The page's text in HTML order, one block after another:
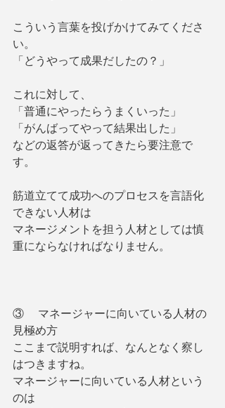
こういう言葉を投げかけてみてくださ
い。
「どうやって成果だしたの？」
これに対して、
「普通にやったらうまくいった」
「がんばってやって結果出した」
などの返答が返ってきたら要注意で
す。
筋道立てて成功へのプロセスを言語化
できない人材は
マネージメントを担う人材としては慎
重にならなければなりません。
③     マネージャーに向いている人材の
見極め方
ここまで説明すれば、なんとなく察し
はつきますね。
マネージャーに向いている人材という
のは